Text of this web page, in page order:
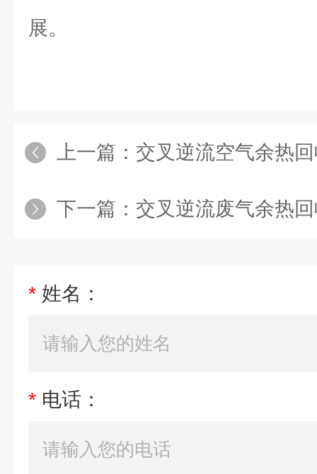
展。
上一篇： 交叉逆流空气余热回收
下一篇： 交叉逆流废气余热回收
* 姓名：
* 电话：